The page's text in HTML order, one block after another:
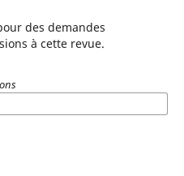
à cette revue.